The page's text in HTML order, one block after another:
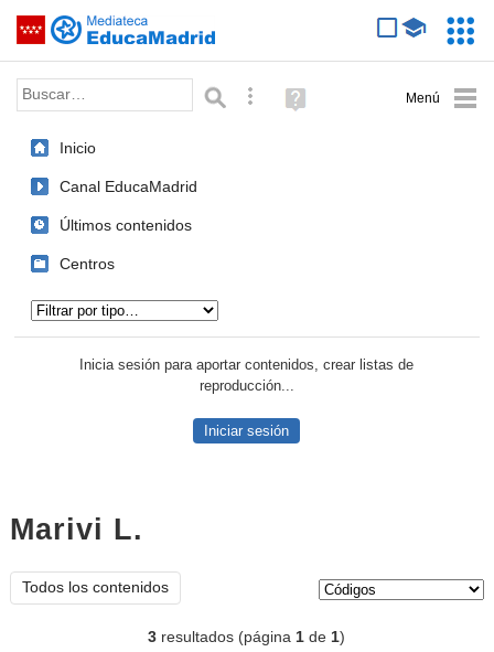
Saltar navegación
Palabra o frase: Búsqueda avanzada
Ayuda
(en
Inicio
Canal EducaMadrid
Últimos contenidos
Centros
Inicia sesión para aportar contenidos, crear listas de
reproducción...
Iniciar sesión
Marivi L.
Todos los contenidos
3 resultados (página1 de1)